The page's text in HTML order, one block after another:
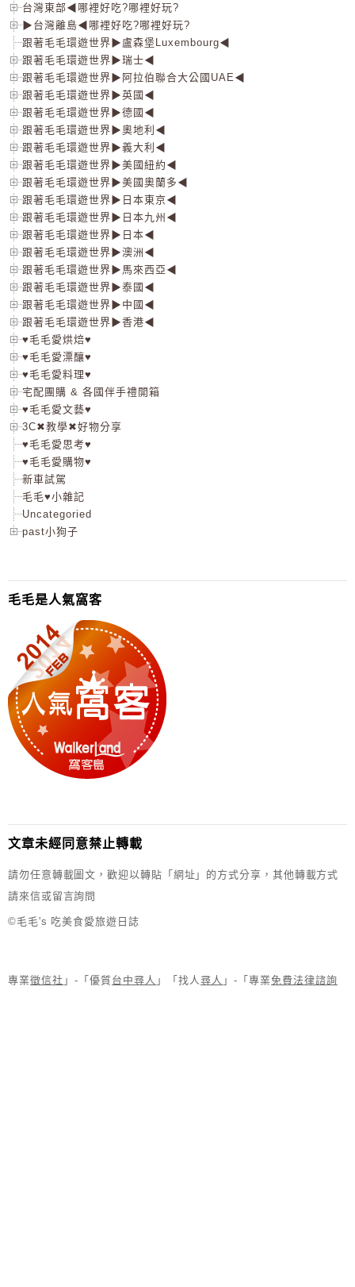
台灣東部◀哪裡好吃?哪裡好玩?
▶台灣離島◀哪裡好吃?哪裡好玩?
跟著毛毛環遊世界▶盧森堡Luxembourg◀
跟著毛毛環遊世界▶瑞士◀
跟著毛毛環遊世界▶阿拉伯聯合大公國UAE◀
跟著毛毛環遊世界▶英國◀
跟著毛毛環遊世界▶德國◀
跟著毛毛環遊世界▶奧地利◀
跟著毛毛環遊世界▶義大利◀
跟著毛毛環遊世界▶美國紐約◀
跟著毛毛環遊世界▶美國奧蘭多◀
跟著毛毛環遊世界▶日本東京◀
跟著毛毛環遊世界▶日本九州◀
跟著毛毛環遊世界▶日本◀
跟著毛毛環遊世界▶澳洲◀
跟著毛毛環遊世界▶馬來西亞◀
跟著毛毛環遊世界▶泰國◀
跟著毛毛環遊世界▶中國◀
跟著毛毛環遊世界▶香港◀
♥毛毛愛烘焙♥
♥毛毛愛漂釀♥
♥毛毛愛料理♥
宅配團購 & 各國伴手禮開箱
♥毛毛愛文藝♥
3C✖教學✖好物分享
♥毛毛愛思考♥
♥毛毛愛購物♥
新車試駕
毛毛♥小雜記
Uncategoried
past小狗子
毛毛是人氣窩客
文章未經同意禁止轉載
請勿任意轉載圖文，歡迎以轉貼「網址」的方式分享，其他轉載方式
請來信或留言詢問
©毛毛's 吃美食愛旅遊日誌
專業徵信社 」-「優質台中尋人 」「找人 尋人 」-「專業免費法律諮詢